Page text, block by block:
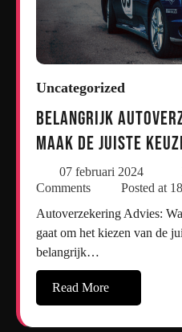
Uncategorized
Belangrijk
Maak de juiste
07 februari 2024
Comments
Posted at
Autoverzekering Advies: Waar moet u op letten? Als het
gaat om het kiezen van de
belangrijk…
Read More